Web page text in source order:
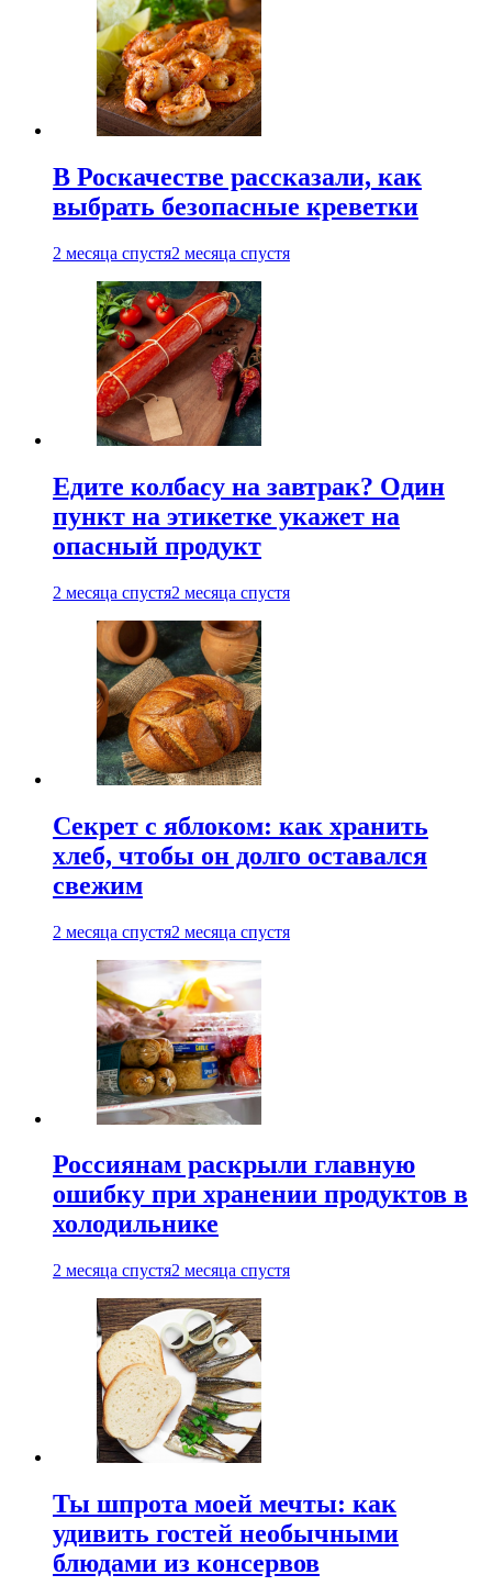
В Роскачестве рассказали, как
выбрать безопасные креветки
2 месяца спустя2 месяца спустя
Едите колбасу на завтрак? Один
пункт на этикетке укажет на
опасный продукт
2 месяца спустя2 месяца спустя
Секрет с яблоком: как хранить
хлеб, чтобы он долго оставался
свежим
2 месяца спустя2 месяца спустя
Россиянам раскрыли главную
ошибку при хранении продуктов в
холодильнике
2 месяца спустя2 месяца спустя
Ты шпрота моей мечты: как
удивить гостей необычными
блюдами из консервов